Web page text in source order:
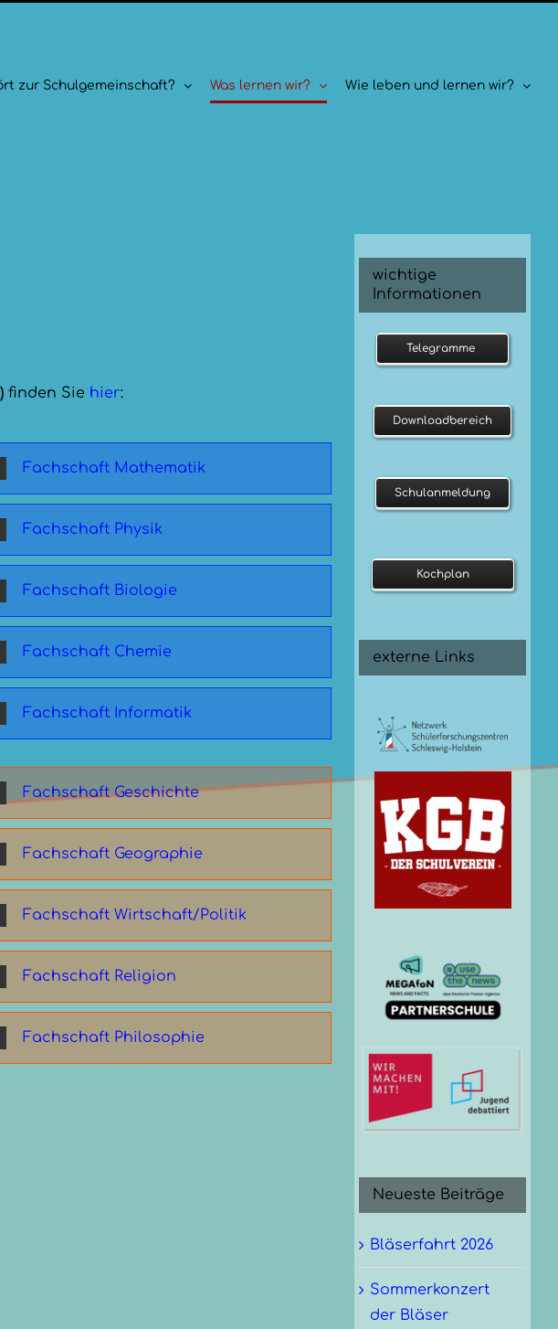
zur Schulgemeinschaft? Was lernen wir? Wie leben und lernen wir?
finden Sie hier:
Fachschaft Mathematik
Fachschaft Physik
Fachschaft Biologie
Fachschaft Chemie
Fachschaft Informatik
Fachschaft Geschichte
Fachschaft Geographie
Fachschaft Wirtschaft/Politik
Fachschaft Religion
Fachschaft Philosophie
wichtige
Informationen
Telegramme
Downloadbereich
Schulanmeldung
Kochplan
externe Links
Neueste Beiträge
Bläserfahrt 2026
Sommerkonzert
der Bläser